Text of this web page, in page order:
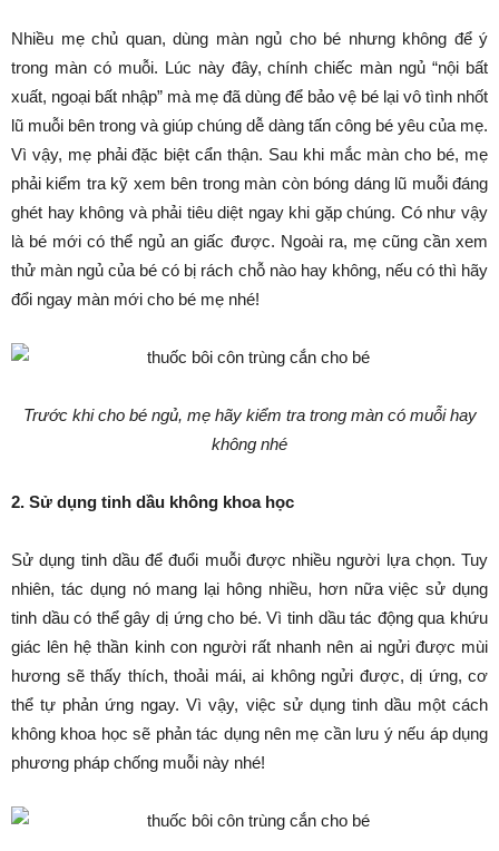
Nhiều mẹ chủ quan, dùng màn ngủ cho bé nhưng không để ý
trong màn có muỗi. Lúc này đây, chính chiếc màn ngủ “nội bất
xuất, ngoại bất nhập” mà mẹ đã dùng để bảo vệ bé lại vô tình nhốt
lũ muỗi bên trong và giúp chúng dễ dàng tấn công bé yêu của mẹ.
Vì vậy, mẹ phải đặc biệt cẩn thận. Sau khi mắc màn cho bé, mẹ
phải kiểm tra kỹ xem bên trong màn còn bóng dáng lũ muỗi đáng
ghét hay không và phải tiêu diệt ngay khi gặp chúng. Có như vậy
là bé mới có thể ngủ an giấc được. Ngoài ra, mẹ cũng cần xem
thử màn ngủ của bé có bị rách chỗ nào hay không, nếu có thì hãy
đổi ngay màn mới cho bé mẹ nhé!
Trước khi cho bé ngủ, mẹ hãy kiểm tra trong màn có muỗi hay
không nhé
2. Sử dụng tinh dầu không khoa học
Sử dụng tinh dầu để đuổi muỗi được nhiều người lựa chọn. Tuy
nhiên, tác dụng nó mang lại hông nhiều, hơn nữa việc sử dụng
tinh dầu có thể gây dị ứng cho bé. Vì tinh dầu tác động qua khứu
giác lên hệ thần kinh con người rất nhanh nên ai ngửi được mùi
hương sẽ thấy thích, thoải mái, ai không ngửi được, dị ứng, cơ
thể tự phản ứng ngay. Vì vậy, việc sử dụng tinh dầu một cách
không khoa học sẽ phản tác dụng nên mẹ cần lưu ý nếu áp dụng
phương pháp chống muỗi này nhé!